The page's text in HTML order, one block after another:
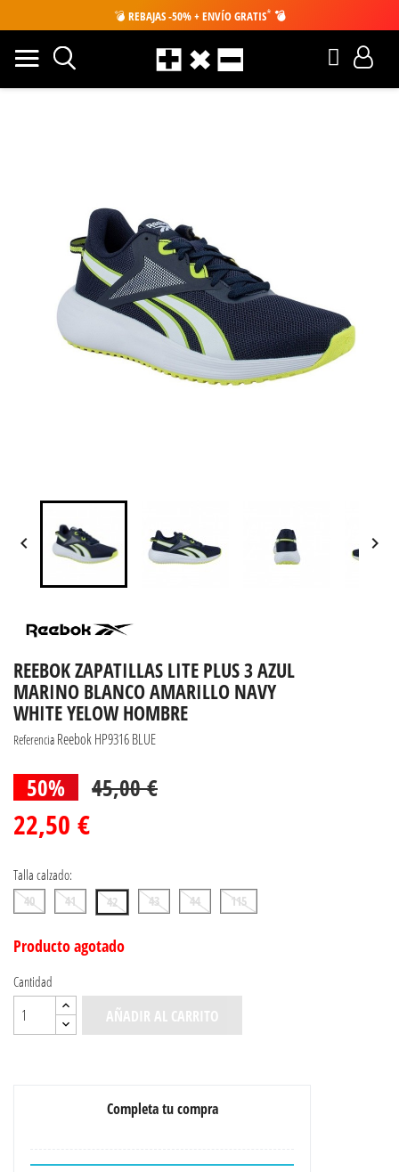
💣 REBAJAS -50% + ENVÍO GRATIS* 💣
 
REEBOK ZAPATILLAS LITE PLUS 3 AZUL
MARINO BLANCO AMARILLO NAVY
WHITE YELOW HOMBRE
Referencia Reebok HP9316 BLUE
50% 45,00 €
22,50 €
Talla calzado:
40 41 42 43 44 115
Producto agotado
Cantidad
AÑADIR AL CARRITO
Completa tu compra